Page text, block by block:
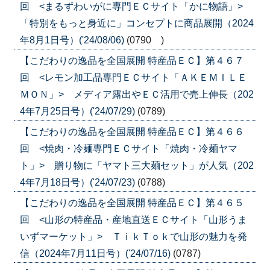
回 <まるずわいがに専門ＥＣサイト「かに物語」>
「特別をもっと身近に」コンセプトに商品展開（2024
年8月1日号）('24/08/06) (0790 )
【こだわりの逸品を全国展開 特産品ＥＣ】第４６７
回 <レモン加工品専門ＥＣサイト「ＡＫＥＭＩＬＥ
ＭＯＮ」> メディア露出やＥＣ活用で売上伸長（202
4年7月25日号）('24/07/29) (0789)
【こだわりの逸品を全国展開 特産品ＥＣ】第４６６
回 <焼肉・冷麺専門ＥＣサイト「焼肉・冷麺ヤマ
ト」> 贈り物に「ヤマト三大麺セット」が人気（202
4年7月18日号）('24/07/23) (0788)
【こだわりの逸品を全国展開 特産品ＥＣ】第４６５
回 <山形の特産品・産地直送ＥＣサイト「山形うま
いずマーケット」> ＴｉｋＴｏｋで山形の魅力を発
信（2024年7月11日号）('24/07/16) (0787)